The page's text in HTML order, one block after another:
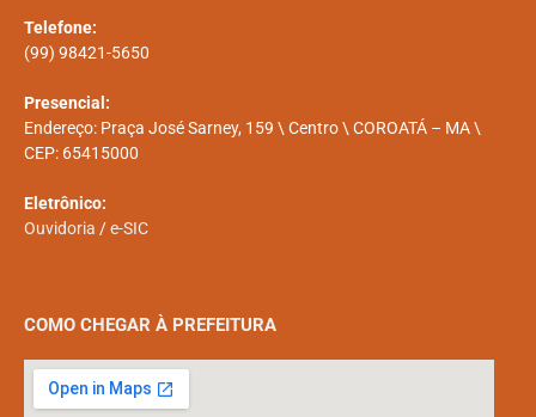
Telefone:
(99) 98421-5650
Presencial:
Endereço: Praça José Sarney, 159 \ Centro \ COROATÁ – MA \
CEP: 65415000
Eletrônico:
Ouvidoria /e-SIC
COMO CHEGAR À PREFEITURA